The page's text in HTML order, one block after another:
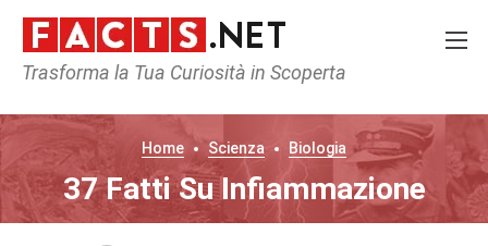
Trasforma la Tua Curiosità in Scoperta
Home Scienza Biologia
37 Fatti Su Infiammazione